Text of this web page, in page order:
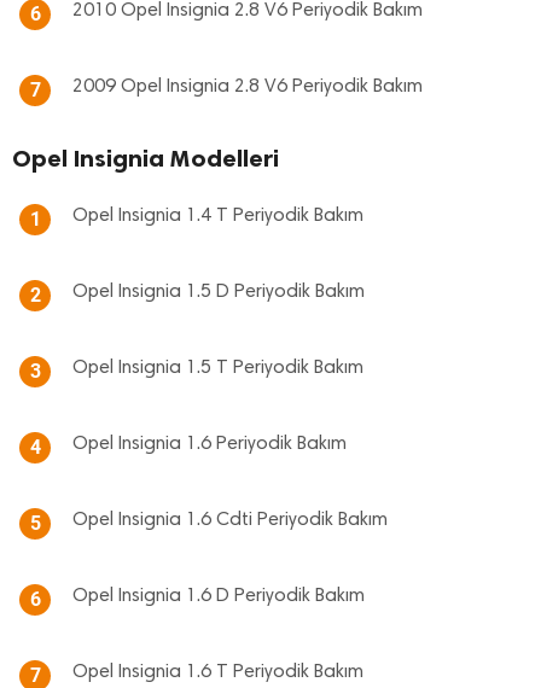
6 2010 Opel Insignia 2.8 V6 Periyodik Bakım
7 2009 Opel Insignia 2.8 V6 Periyodik Bakım
Opel Insignia Modelleri
1 Opel Insignia 1.4 T Periyodik Bakım
2 Opel Insignia 1.5 D Periyodik Bakım
3 Opel Insignia 1.5 T Periyodik Bakım
4 Opel Insignia 1.6 Periyodik Bakım
5 Opel Insignia 1.6 Cdti Periyodik Bakım
6 Opel Insignia 1.6 D Periyodik Bakım
7 Opel Insignia 1.6 T Periyodik Bakım